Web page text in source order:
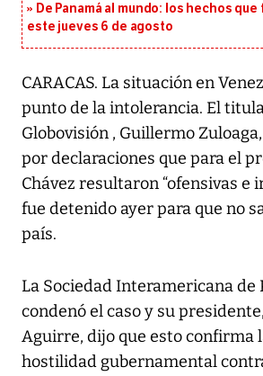
De Panamá al mundo: los hechos
este jueves 6 de agosto
CARACAS. La situación en
punto de la intolerancia. El
Globovisión , Guillermo
por declaraciones que para el
Chávez resultaron “ofensivas e
fue detenido ayer para que no
país.
La Sociedad Interamericana de
condenó el caso y su
Aguirre, dijo que esto confirma
hostilidad gubernamental